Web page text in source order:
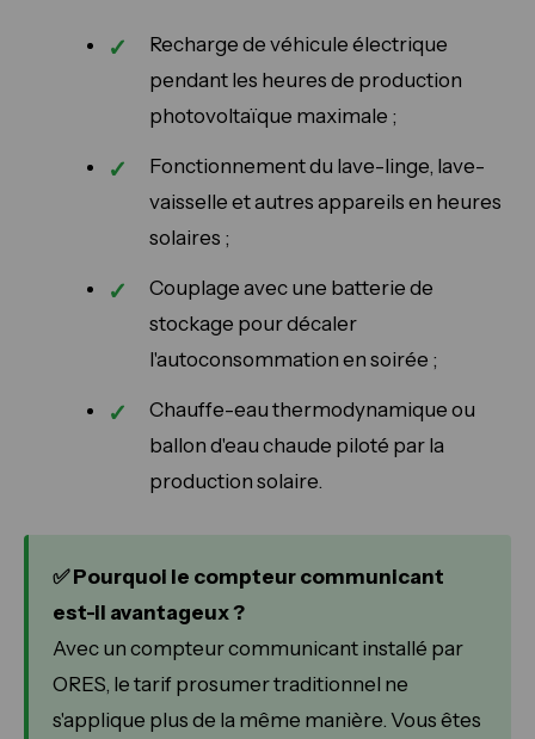
Recharge de véhicule électrique
pendant les heures de production
photovoltaïque maximale ;
Fonctionnement du lave-linge, lave-
vaisselle et autres appareils en heures
solaires ;
Couplage avec une batterie de
stockage pour décaler
l'autoconsommation en soirée ;
Chauffe-eau thermodynamique ou
ballon d'eau chaude piloté par la
production solaire.
✅ Pourquoi le compteur communicant
est-il avantageux ?
Avec un compteur communicant installé par
ORES, le tarif prosumer traditionnel ne
s'applique plus de la même manière. Vous êtes